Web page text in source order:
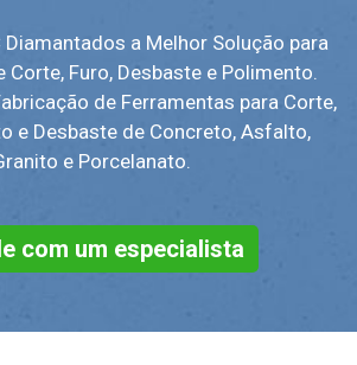
Diamantados a Melhor Solução para
Corte, Furo, Desbaste e Polimento.
de Ferramentas para Corte,
e Desbaste de Concreto, Asfalto,
e Porcelanato.
com um especialista